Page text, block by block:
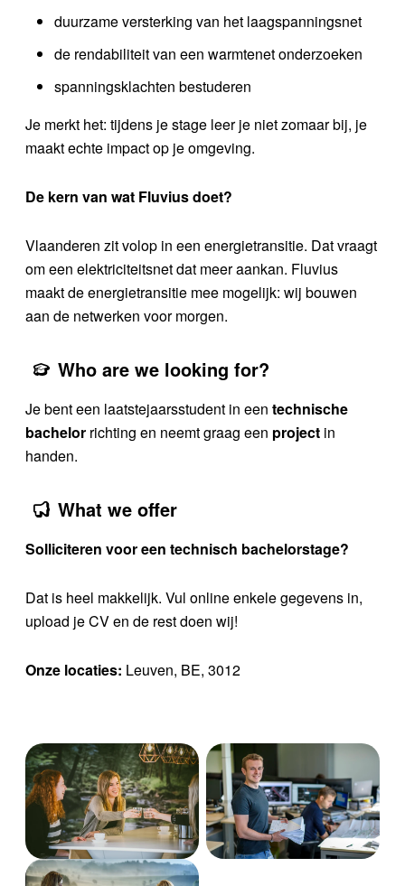
duurzame versterking van het laagspanningsnet
de rendabiliteit van een warmtenet onderzoeken
spanningsklachten bestuderen
Je merkt het: tijdens je stage leer je niet zomaar bij, je
maakt echte impact op je omgeving.
De kern van wat Fluvius doet?
Vlaanderen zit volop in een energietransitie. Dat vraagt
om een elektriciteitsnet dat meer aankan. Fluvius
maakt de energietransitie mee mogelijk: wij bouwen
aan de netwerken voor morgen.
Who are we looking for?
Je bent een laatstejaarsstudent in een technische
bachelor richting en neemt graag een project in
handen.
What we offer
Solliciteren voor een technisch bachelorstage?
Dat is heel makkelijk. Vul online enkele gegevens in,
upload je CV en de rest doen wij!
Onze locaties: Leuven, BE, 3012